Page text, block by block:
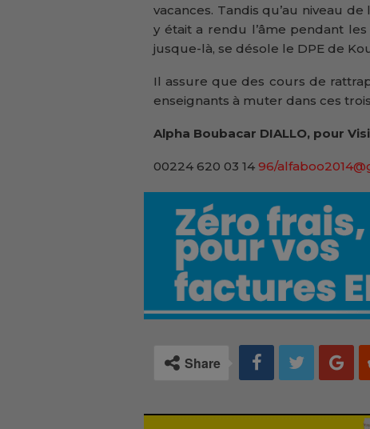
vacances. Tandis qu’au niveau
y était a rendu l’âme pendant
jusque-là, se désole le DPE de
Il assure que des cours de
enseignants à muter dans ces
Alpha Boubacar DIALLO, pour
00224 620 03 14 96/
Share